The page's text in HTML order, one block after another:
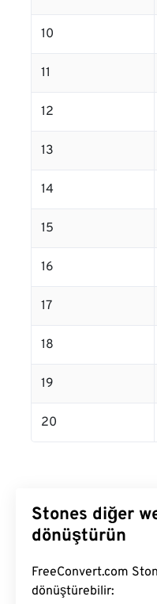
10
11
12
13
14
15
16
17
18
19
20
Stones diğer
dönüştürün
FreeConvert.com
dönüştürebilir: